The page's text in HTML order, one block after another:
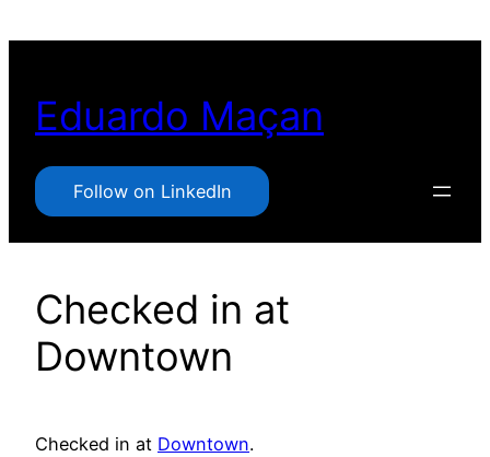
conteúdo
Eduardo Maçan
Follow on LinkedIn
Checked in at
Downtown
Checked in at Downtown.